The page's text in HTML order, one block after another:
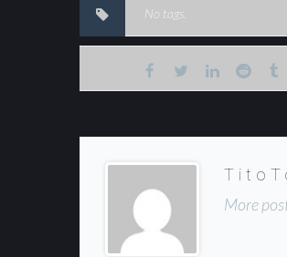
No tags.
More